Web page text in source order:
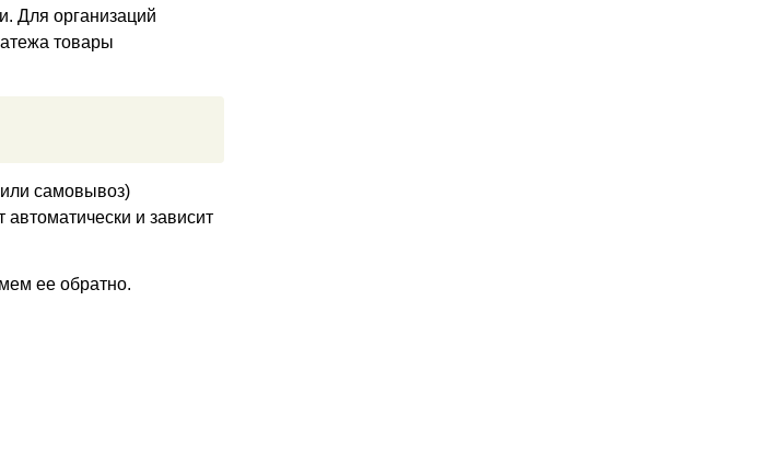
Для организаций
товары
самовывоз)
и зависит
ее обратно.